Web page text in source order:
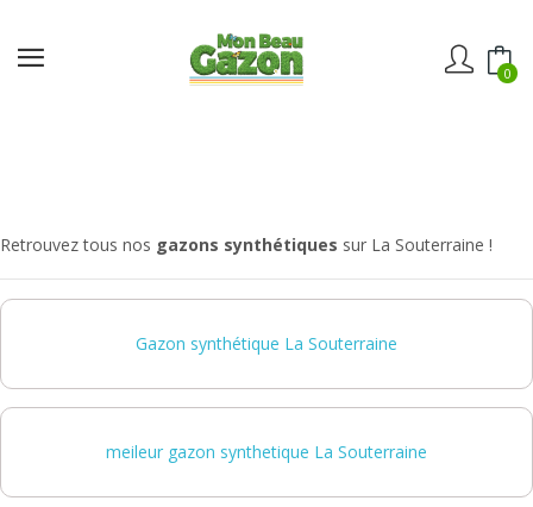
0
Retrouvez tous nos gazons synthétiques sur La Souterraine !
Gazon synthétique La Souterraine
meileur gazon synthetique La Souterraine